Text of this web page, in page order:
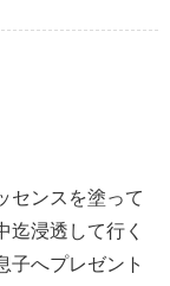
センスを塗って
迄浸透して行く
子へプレゼント